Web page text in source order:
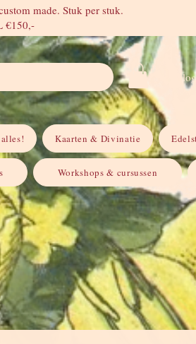
made. Stuk per stuk.
€150,-
Kaarten & Divinatie
Workshops & cursussen